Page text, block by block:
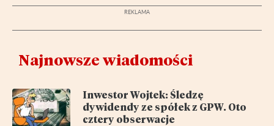
Najnowsze wiadomości
Inwestor Wojtek: Śledzę
dywidendy ze spółek z GPW. Oto
cztery obserwacje